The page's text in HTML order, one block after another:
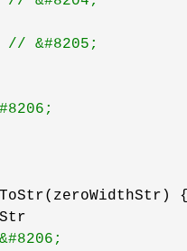
// &#8205;
{